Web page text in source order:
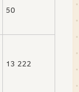
50
13 222